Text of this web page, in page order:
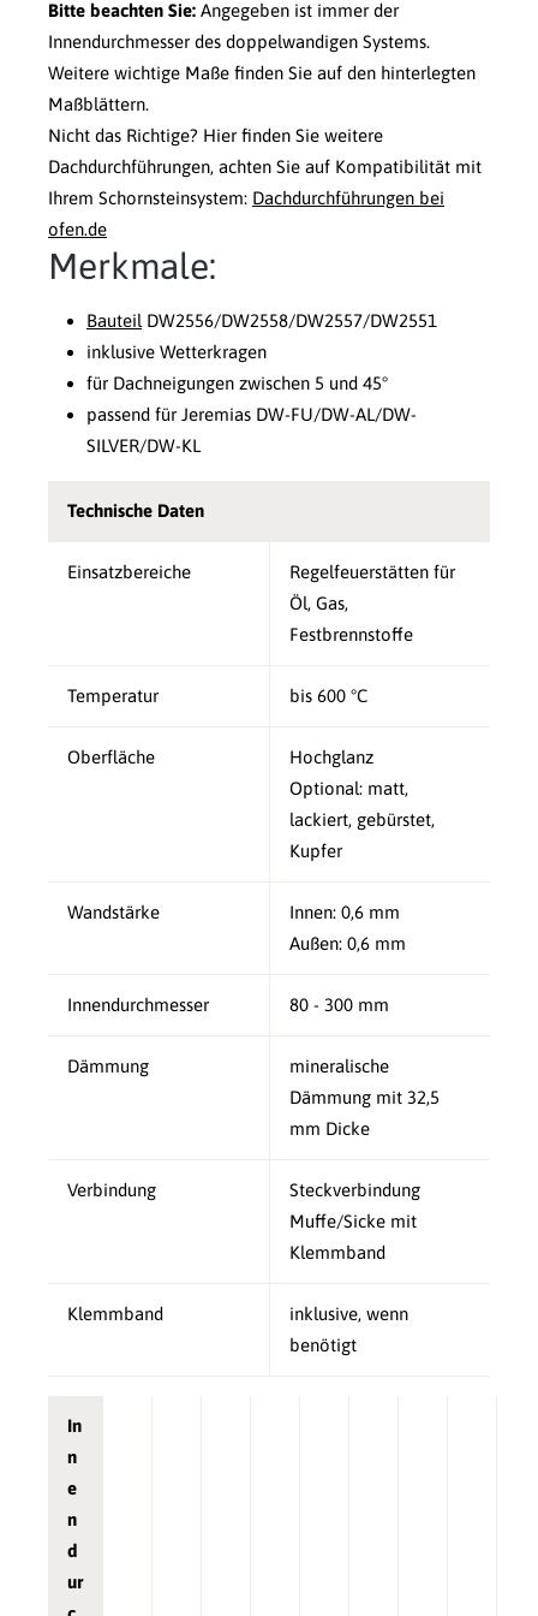
Bitte beachten Sie: Angegeben ist immer der
Innendurchmesser des doppelwandigen Systems.
Weitere wichtige Maße finden Sie auf den hinterlegten
Maßblättern.
Nicht das Richtige? Hier finden Sie weitere
Dachdurchführungen, achten Sie auf Kompatibilität mit
Ihrem Schornsteinsystem: Dachdurchführungen bei
ofen.de
Merkmale:
Bauteil DW2556/DW2558/DW2557/DW2551
inklusive Wetterkragen
für Dachneigungen zwischen 5 und 45°
passend für Jeremias DW-FU/DW-AL/DW-
SILVER/DW-KL
Technische Daten
Einsatzbereiche
Regelfeuerstätten für
Öl, Gas,
Festbrennstoffe
Temperatur bis 600 °C
Oberfläche
Hochglanz
Optional: matt,
lackiert, gebürstet,
Kupfer
Wandstärke
Innen: 0,6 mm
Außen: 0,6 mm
Innendurchmesser 80 - 300 mm
Dämmung
mineralische
Dämmung mit 32,5
mm Dicke
Verbindung
Steckverbindung
Muffe/Sicke mit
Klemmband
Klemmband
inklusive, wenn
benötigt
In
n
e
n
d
ur